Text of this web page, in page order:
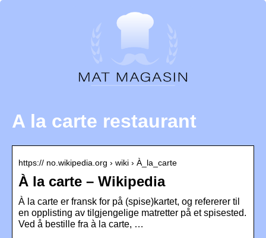
A la carte restaurant
https:// no.wikipedia.org › wiki › À_la_carte
À la carte – Wikipedia
À la carte er fransk for på (spise)kartet, og refererer til
en opplisting av tilgjengelige matretter på et spisested.
Ved å bestille fra à la carte, …